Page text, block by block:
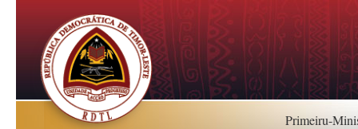
Primeiru-